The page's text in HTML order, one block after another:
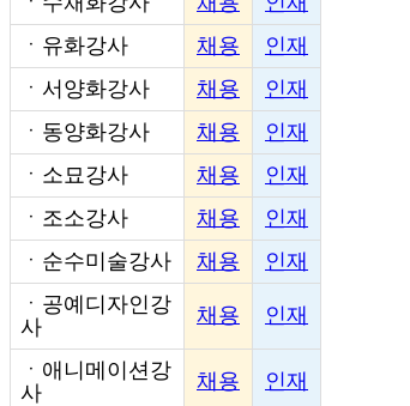
ㆍ 유화강사 채용
인재
ㆍ 서양화강사 채용
인재
ㆍ 동양화강사 채용
인재
ㆍ 소묘강사 채용
인재
ㆍ 조소강사 채용
인재
ㆍ 순수미술강사 채용
인재
ㆍ 공예디자인강
사
채용 인재
ㆍ 애니메이션강
사
채용 인재